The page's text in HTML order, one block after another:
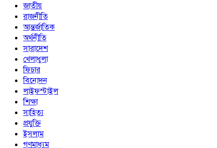
জাতীয়
রাজনীতি
আন্তর্জাতিক
অর্থনীতি
সারাদেশ
খেলাধুলা
ফিচার
বিনোদন
লাইফস্টাইল
শিক্ষা
সাহিত্য
প্রযুক্তি
ইসলাম
গণমাধ্যম